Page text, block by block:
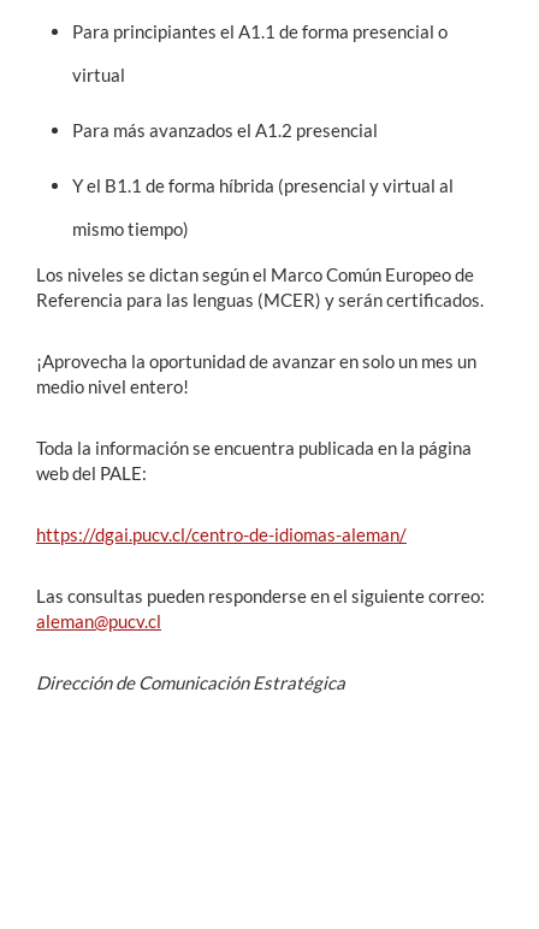
Para principiantes el A1.1 de forma presencial o
virtual
Para más avanzados el A1.2 presencial
Y el B1.1 de forma híbrida (presencial y virtual al
mismo tiempo)
Los niveles se dictan según el Marco Común Europeo de
Referencia para las lenguas (MCER) y serán certificados.
¡Aprovecha la oportunidad de avanzar en solo un mes un
medio nivel entero!
Toda la información se encuentra publicada en la página
web del PALE:
https://dgai.pucv.cl/centro-de-idiomas-aleman/
Las consultas pueden responderse en el siguiente correo:
aleman@pucv.cl
Dirección de Comunicación Estratégica